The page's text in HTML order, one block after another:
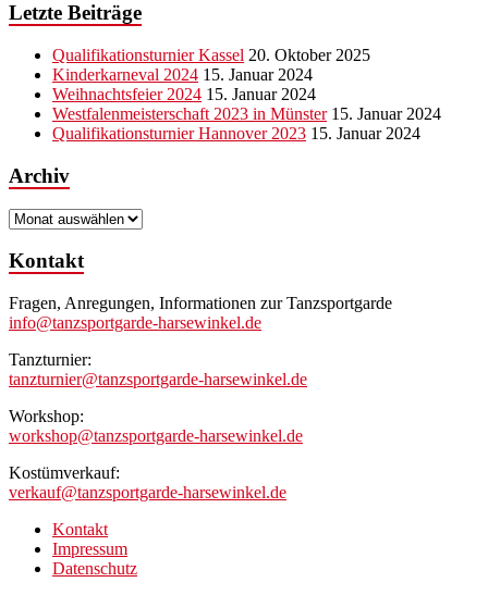
Letzte Beiträge
Qualifikationsturnier Kassel 20. Oktober 2025
Kinderkarneval 2024 15. Januar 2024
Weihnachtsfeier 2024 15. Januar 2024
Westfalenmeisterschaft 2023 in Münster 15. Januar 2024
Qualifikationsturnier Hannover 2023 15. Januar 2024
Archiv
Archiv
Kontakt
Fragen, Anregungen, Informationen zur Tanzsportgarde
info@tanzsportgarde-harsewinkel.de
Tanzturnier:
tanzturnier@tanzsportgarde-harsewinkel.de
Workshop:
workshop@tanzsportgarde-harsewinkel.de
Kostümverkauf:
verkauf@tanzsportgarde-harsewinkel.de
Kontakt
Impressum
Datenschutz